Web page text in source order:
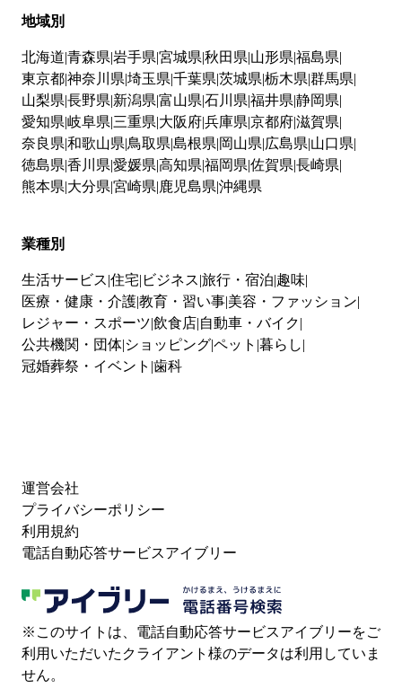
地域別
北海道 青森県 岩手県 宮城県 秋田県 山形県 福島県
東京都神奈川県 埼玉県 千葉県 茨城県 栃木県 群馬県
山梨県 長野県 新潟県 富山県 石川県 福井県 静岡県
愛知県 岐阜県 三重県 大阪府兵庫県 京都府滋賀県
奈良県 和歌山県 鳥取県 島根県 岡山県 広島県 山口県
徳島県 香川県 愛媛県 高知県 福岡県 佐賀県 長崎県
熊本県 大分県 宮崎県 鹿児島県 沖縄県
業種別
生活サービス 住宅 ビジネス 旅行・宿泊 趣味
医療・健康・介護教育・習い事 美容・ファッション
レジャー・スポーツ 飲食店 自動車・バイク
公共機関・団体 ショッピングペット 暮らし
冠婚葬祭・イベント 歯科
運営会社
プライバシーポリシー
利用規約
電話自動応答サービスアイブリー
※このサイトは、電話自動応答サービスアイブリーをご
利用いただいたクライアント様のデータは利用していま
せん。